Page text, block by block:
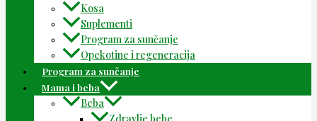
Kosa
Suplementi
Program za sunčanje
Opekotine i regeneracija
Program za sunčanje
Mama i beba
Beba